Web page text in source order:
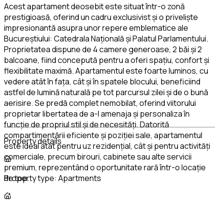
Acest apartament deosebit este situat într-o zonă
prestigioasă, oferind un cadru exclusivist și o priveliște
impresionantă asupra unor repere emblematice ale
Bucureștiului: Catedrala Națională și Palatul Parlamentului.
Proprietatea dispune de 4 camere generoase, 2 băi și 2
balcoane, fiind concepută pentru a oferi spațiu, confort și
flexibilitate maximă. Apartamentul este foarte luminos, cu
vedere atât în fața, cât și în spatele blocului, beneficiind
astfel de lumină naturală pe tot parcursul zilei și de o bună
aerisire. Se predă complet nemobilat, oferind viitorului
proprietar libertatea de a-l amenaja și personaliza în
funcție de propriul stil și de necesități. Datorită
compartimentării eficiente și poziției sale, apartamentul
este ideal atât pentru uz rezidențial, cât și pentru activități
comerciale, precum birouri, cabinete sau alte servicii
premium, reprezentând o oportunitate rară într-o locație
de top.
Property details
Property type: Apartments